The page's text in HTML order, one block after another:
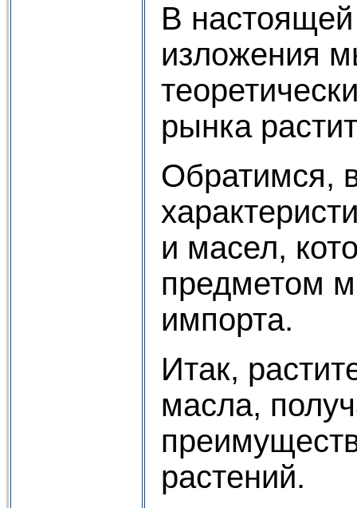
В
изложения
рынка
Обратимся,
и масел,
предметом
импорта.
Итак,
масла,
растений.